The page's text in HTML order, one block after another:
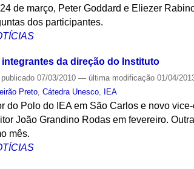
de março, Peter Goddard e Eliezer
dos participantes.
da direção do Instituto
publicado 07/03/2010— última modificação 01/04/
Preto,Cátedra Unesco, IEA
do Polo do IEA em São Carlos e novo
João Grandino Rodas em fevereiro.
mês.